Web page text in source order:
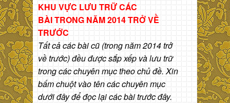
KHU VỰC LƯU TRỮ CÁC
BÀITRONG NĂM 2014 TRỞ VỀ
TRƯỚC
Tất cả các bài cũ (trong năm 2014 trở
về trước) đều được sắp xếp và lưu trữ
trong các chuyên mục theo chủ đề. Xin
bấm chuột vào tên các chuyên mục
dưới đây để đọc lại các bài trước đây.